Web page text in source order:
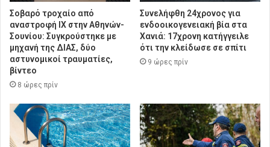
Σοβαρό τροχαίο από
αναστροφή ΙΧ στην Αθηνών-
Σουνίου: Συγκρούστηκε με
μηχανή της ΔΙΑΣ, δύο
αστυνομικοί τραυματίες,
βίντεο
8 ώρες πρίν
Συνελήφθη 24χρονος για
ενδοοικογενειακή βία στα
Χανιά: 17χρονη κατήγγειλε
ότι την κλείδωσε σε σπίτι
9 ώρες πρίν